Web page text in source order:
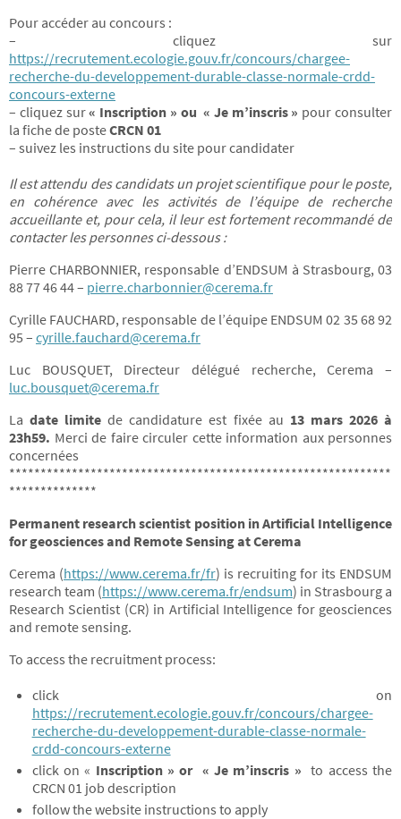
Pour accéder au concours :
– cliquez sur
https://recrutement.ecologie.gouv.fr/concours/chargee-
recherche-du-developpement-durable-classe-normale-crdd-
concours-externe
– cliquez sur« Inscription » ou « Je m’inscris » pour consulter
la fiche de posteCRCN 01
– suivez les instructions du site pour candidater
Il est attendu des candidats un projet scientifique pour le poste,
en cohérence avec les activités de l’équipe de recherche
accueillante et, pour cela, il leur est fortement recommandé de
contacter les personnes ci-dessous :
Pierre CHARBONNIER, responsable d’ENDSUM à Strasbourg, 03
88 77 46 44 – pierre.charbonnier@cerema.fr
Cyrille FAUCHARD, responsable de l’équipe ENDSUM 02 35 68 92
95 – cyrille.fauchard@cerema.fr
Luc BOUSQUET, Directeur délégué recherche, Cerema –
luc.bousquet@cerema.fr
Ladate limite de candidature est fixée au 13 mars 2026 à
23h59. Merci de faire circuler cette information aux personnes
concernées
*************************************************************
**************
Permanent research scientist position in Artificial Intelligence
for geosciences and Remote Sensing at Cerema
Cerema (https://www.cerema.fr/fr) is recruiting for its ENDSUM
research team (https://www.cerema.fr/endsum) in Strasbourg a
Research Scientist (CR) in Artificial Intelligence for geosciences
and remote sensing.
To access the recruitment process:
click on
https://recrutement.ecologie.gouv.fr/concours/chargee-
recherche-du-developpement-durable-classe-normale-
crdd-concours-externe
click on « Inscription » or « Je m’inscris » to access the
CRCN 01 job description
follow the website instructions to apply